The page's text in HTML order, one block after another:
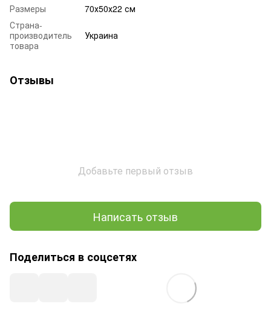
Размеры
70х50х22 см
Страна-
производитель
товара
Украина
Отзывы
Добавьте первый отзыв
Написать отзыв
Поделиться в соцсетях